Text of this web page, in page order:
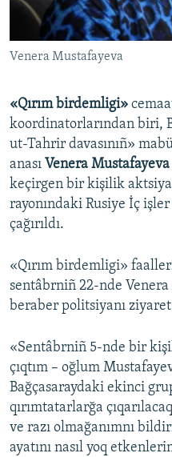
QOŞULIÑIZ!
RFE/RS bütün saytları
Venera Mustafayeva
«Qırım birdemligi»
koordinatorlarından biri,
ut-Tahrir davasınıñ»
anası Venera Mustafayeva
keçirgen bir kişilik
rayonındaki Rusiye İç
çağırıldı.
«Qırım birdemligi»
sentâbrniñ 22-nde
beraber politsiyanı
«Sentâbrniñ 5-nde bir
çıqtım – oğlum
Bağçasaraydaki ekinci
qırımtatarlarğa
ve razı olmağanımnı
ayatını nasıl yoq